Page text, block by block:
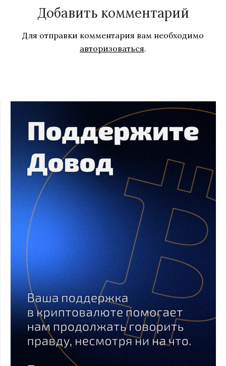
Добавить комментарий
Для отправки комментария вам необходимо
авторизоваться.